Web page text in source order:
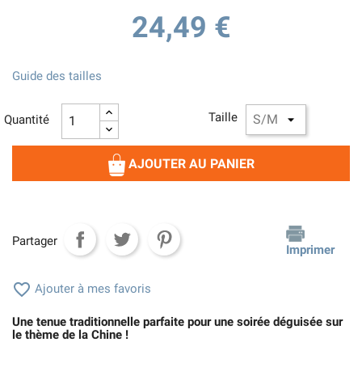
24,49 €
Taille
Guide des tailles
Quantité
AJOUTER AU PANIER
Partager
Imprimer
 Ajouter à mes favoris
Une tenue traditionnelle parfaite pour une soirée déguisée sur
le thème de la Chine !